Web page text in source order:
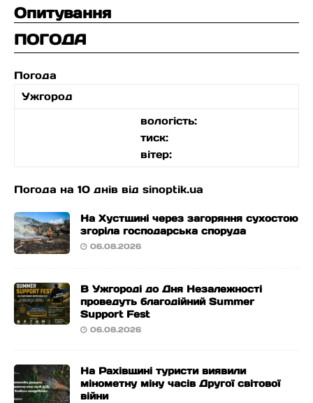
Опитування
ПОГОДА
Погода
Ужгород
вологість:
тиск:
вітер:
Погода на 10 днів від sinoptik.ua
На Хустщині через загоряння сухостою
згоріла господарська споруда
06.08.2026
В Ужгороді до Дня Незалежності
проведуть благодійний Summer
Support Fest
06.08.2026
На Рахівщині туристи виявили
мінометну міну часів Другої світової
війни